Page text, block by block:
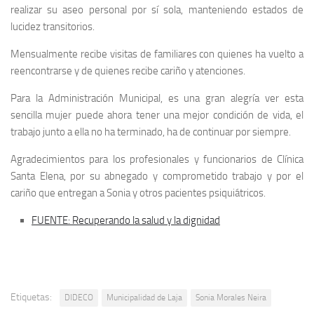
realizar su aseo personal por sí sola, manteniendo estados de
lucidez transitorios.
Mensualmente recibe visitas de familiares con quienes ha vuelto a
reencontrarse y de quienes recibe cariño y atenciones.
Para la Administración Municipal, es una gran alegría ver esta
sencilla mujer puede ahora tener una mejor condición de vida, el
trabajo junto a ella no ha terminado, ha de continuar por siempre.
Agradecimientos para los profesionales y funcionarios de Clínica
Santa Elena, por su abnegado y comprometido trabajo y por el
cariño que entregan a Sonia y otros pacientes psiquiátricos.
FUENTE: Recuperando la salud y la dignidad
Etiquetas: DIDECO Municipalidad de Laja Sonia Morales Neira